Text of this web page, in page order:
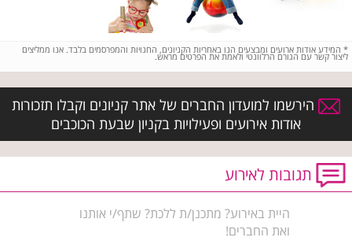
* המידע אודות ארועים ומבצעים הנו באחריות הקניונים, החנויות והמפרסמים בלבד. אנו ממליצים
ליצור קשר עם הגורם הרלוונטי ולאמת את הפרטים מראש.
הירשמו למועדון החברים של אתר קניונים וקבלו תזכורות
אודות אירועים ופעילויות בקניון שבעת הכוכבים
תגובות לאירוע
היית באירוע? מתכנן/ת ללכת? שתף/י אותנו
ואת החברים!